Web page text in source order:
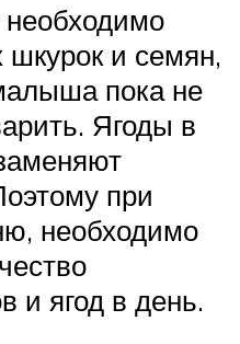
необходимо
шкурок и семян,
пока не
Ягоды в
при
необходимо
и ягод в день.